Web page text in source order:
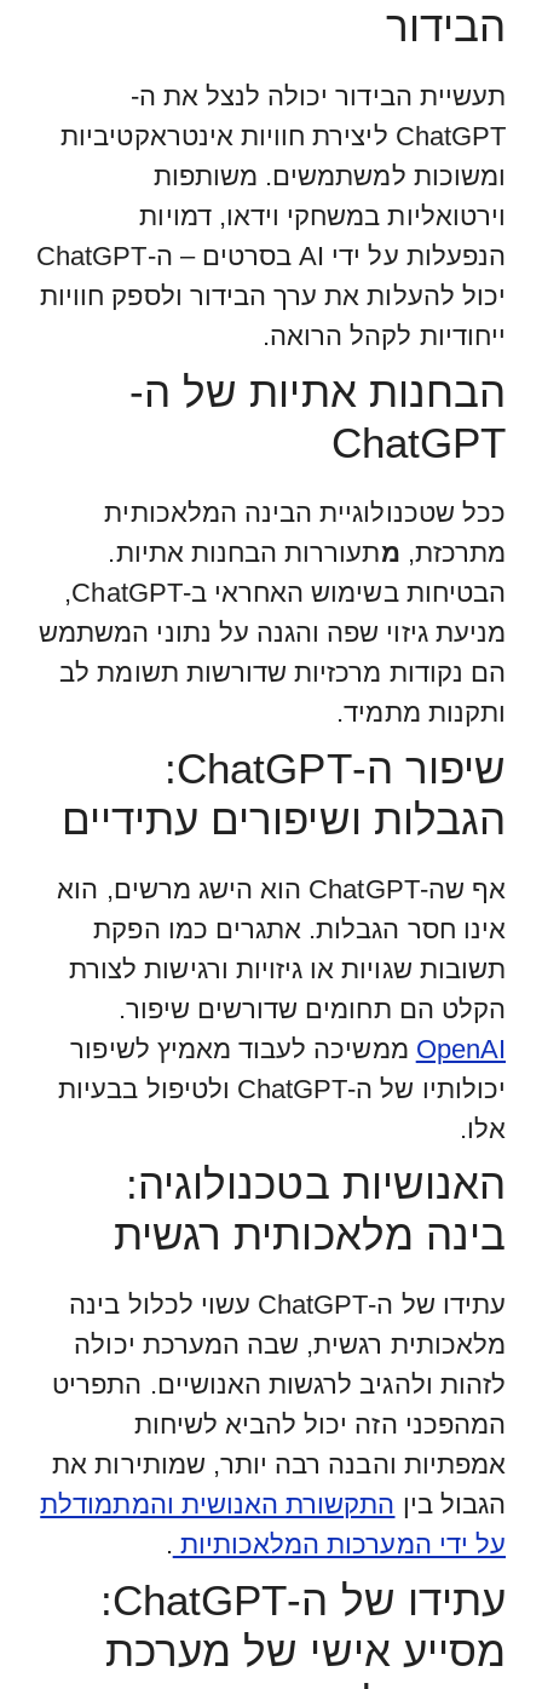
הבידור
תעשיית הבידור יכולה לנצל את ה-
ChatGPT ליצירת חוויות אינטראקטיביות
ומשוכות למשתמשים. משותפות
וירטואליות במשחקי וידאו, דמויות
הנפעלות על ידי AI בסרטים – ה-ChatGPT
יכול להעלות את ערך הבידור ולספק חוויות
ייחודיות לקהל הרואה.
הבחנות אתיות של ה-
ChatGPT
ככל שטכנולוגיית הבינה המלאכותית
מתרכזת, מתעוררות הבחנות אתיות.
הבטיחות בשימוש האחראי ב-ChatGPT,
מניעת גיזוי שפה והגנה על נתוני המשתמש
הם נקודות מרכזיות שדורשות תשומת לב
ותקנות מתמיד.
שיפור ה-ChatGPT:
הגבלות ושיפורים עתידיים
אף שה-ChatGPT הוא הישג מרשים, הוא
אינו חסר הגבלות. אתגרים כמו הפקת
תשובות שגויות או גיזויות ורגישות לצורת
הקלט הם תחומים שדורשים שיפור.
OpenAI ממשיכה לעבוד מאמיץ לשיפור
יכולותיו של ה-ChatGPT ולטיפול בבעיות
אלו.
האנושיות בטכנולוגיה:
בינה מלאכותית רגשית
עתידו של ה-ChatGPT עשוי לכלול בינה
מלאכותית רגשית, שבה המערכת יכולה
לזהות ולהגיב לרגשות האנושיים. התפריט
המהפכני הזה יכול להביא לשיחות
אמפתיות והבנה רבה יותר, שמותירות את
הגבול בין התקשורת האנושית והמתמודלת
על ידי המערכות המלאכותיות .
עתידו של ה-ChatGPT:
מסייע אישי של מערכת